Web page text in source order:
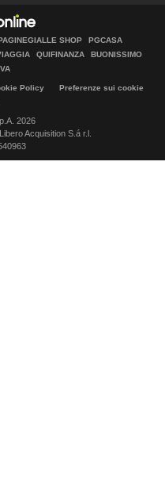
SHOP
PGCASA
QUIFINANZA
BUONISSIMO
Policy
Preferenze sui cookie
2026
Acquisition S.á r.l.